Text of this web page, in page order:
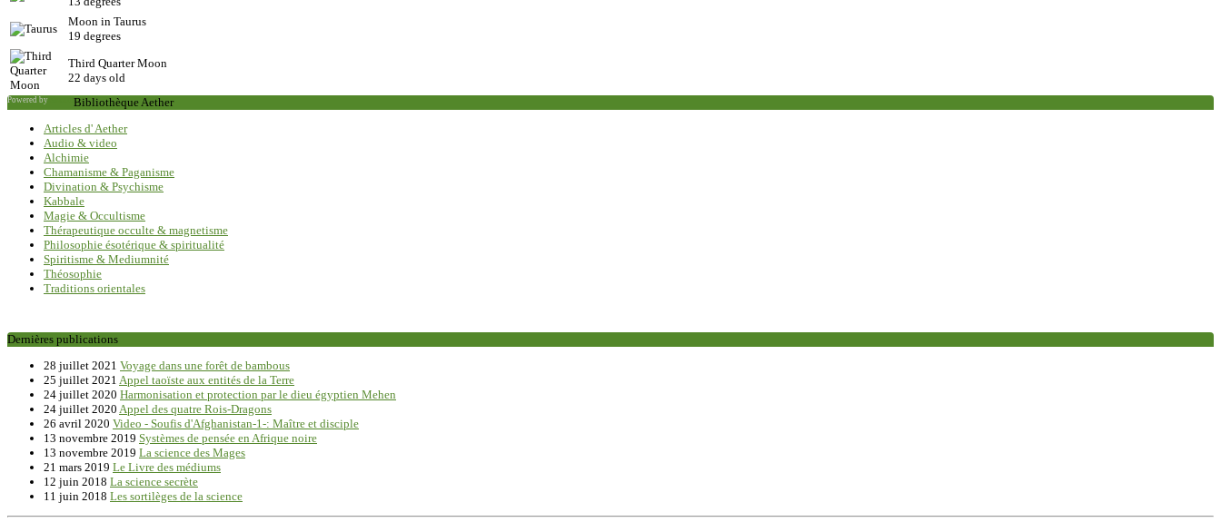
Moon in Taurus
19 degrees
Third Quarter Moon
22 days old
Powered by
Bibliothèque Aether
Articles d' Aether
Audio & video
Alchimie
Chamanisme & Paganisme
Divination & Psychisme
Kabbale
Magie & Occultisme
Thérapeutique occulte & magnetisme
Philosophie ésotérique & spiritualité
Spiritisme & Mediumnité
Théosophie
Traditions orientales
Dernières publications
28 juillet 2021 Voyage dans une forêt de bambous
25 juillet 2021 Appel taoïste aux entités de la Terre
24 juillet 2020 Harmonisation et protection par le dieu égyptien Mehen
24 juillet 2020 Appel des quatre Rois-Dragons
26 avril 2020 Video - Soufis d'Afghanistan-1-: Maître et disciple
13 novembre 2019 Systèmes de pensée en Afrique noire
13 novembre 2019 La science des Mages
21 mars 2019 Le Livre des médiums
12 juin 2018 La science secrète
11 juin 2018 Les sortilèges de la science